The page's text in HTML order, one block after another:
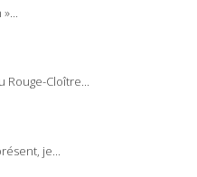
Rouge-Cloître...
je...